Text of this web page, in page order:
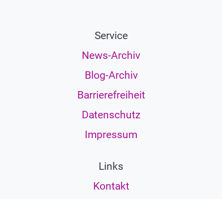
Service
News-Archiv
Blog-Archiv
Barrierefreiheit
Datenschutz
Impressum
Links
Kontakt